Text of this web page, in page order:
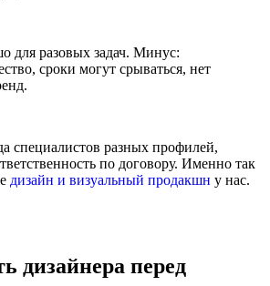
для разовых задач. Минус:
сроки могут срываться, нет
специалистов разных профилей,
по договору. Именно так
дизайн и визуальный продакшн у нас.
дизайнера перед